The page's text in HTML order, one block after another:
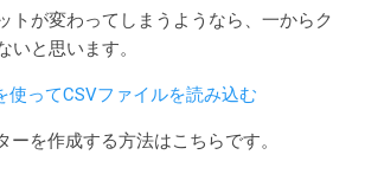
トが変わってしまうようなら、一からク
いと思います。
使ってCSVファイルを読み込む
ーを作成する方法はこちらです。